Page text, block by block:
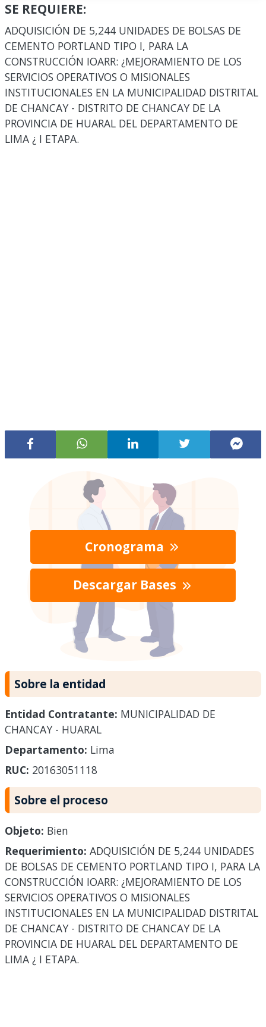
SE REQUIERE:
ADQUISICIÓN DE 5,244 UNIDADES DE BOLSAS DE
CEMENTO PORTLAND TIPO I, PARA LA
CONSTRUCCIÓN IOARR: ¿MEJORAMIENTO DE LOS
SERVICIOS OPERATIVOS O MISIONALES
INSTITUCIONALES EN LA MUNICIPALIDAD DISTRITAL
DE CHANCAY - DISTRITO DE CHANCAY DE LA
PROVINCIA DE HUARAL DEL DEPARTAMENTO DE
LIMA ¿ I ETAPA.
Cronograma
Descargar Bases
Sobre la entidad
Entidad Contratante: MUNICIPALIDAD DE
CHANCAY - HUARAL
Departamento: Lima
RUC: 20163051118
Sobre el proceso
Objeto: Bien
Requerimiento: ADQUISICIÓN DE 5,244 UNIDADES
DE BOLSAS DE CEMENTO PORTLAND TIPO I, PARA LA
CONSTRUCCIÓN IOARR: ¿MEJORAMIENTO DE LOS
SERVICIOS OPERATIVOS O MISIONALES
INSTITUCIONALES EN LA MUNICIPALIDAD DISTRITAL
DE CHANCAY - DISTRITO DE CHANCAY DE LA
PROVINCIA DE HUARAL DEL DEPARTAMENTO DE
LIMA ¿ I ETAPA.